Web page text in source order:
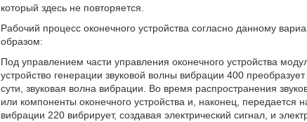
который здесь не повторяется.
Рабочий процесс оконечного устройства согласно данному
образом:
Под управлением части управления оконечного устройства
устройство генерации звуковой волны вибрации 400
сути, звуковая волна вибрации. Во время распространения
или компоненты оконечного устройства и, наконец,
вибрации 220 вибрирует, создавая электрический сигнал, и